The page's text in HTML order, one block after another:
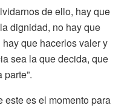
de ello, hay que
dignidad, no hay que
que hacerlos valer y
sea la que decida, que
este es el momento para